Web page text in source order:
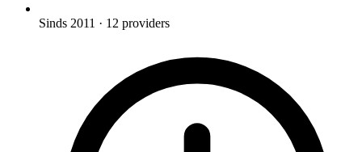
Sinds 2011 · 12 providers